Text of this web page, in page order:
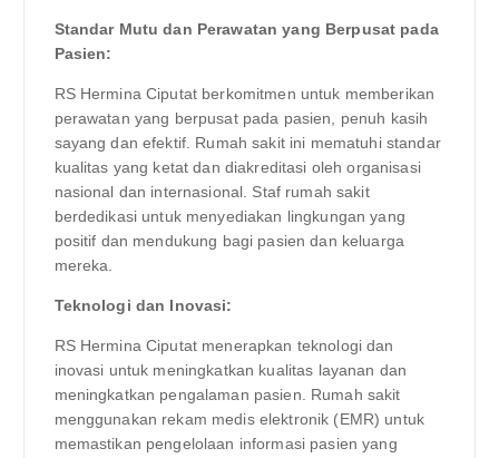
Standar Mutu dan Perawatan yang Berpusat pada
Pasien:
RS Hermina Ciputat berkomitmen untuk memberikan
perawatan yang berpusat pada pasien, penuh kasih
sayang dan efektif. Rumah sakit ini mematuhi standar
kualitas yang ketat dan diakreditasi oleh organisasi
nasional dan internasional. Staf rumah sakit
berdedikasi untuk menyediakan lingkungan yang
positif dan mendukung bagi pasien dan keluarga
mereka.
Teknologi dan Inovasi:
RS Hermina Ciputat menerapkan teknologi dan
inovasi untuk meningkatkan kualitas layanan dan
meningkatkan pengalaman pasien. Rumah sakit
menggunakan rekam medis elektronik (EMR) untuk
memastikan pengelolaan informasi pasien yang